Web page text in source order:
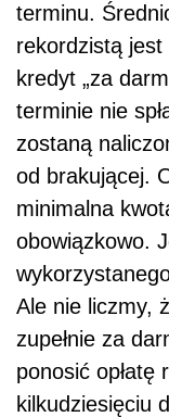
terminu.
rekordzistą
kredyt „za
terminie nie
zostaną
od brakującej.
minimalna
obowiązkowo.
Ale nie liczmy,
zupełnie za
ponosić opłatę
kilkudziesięciu